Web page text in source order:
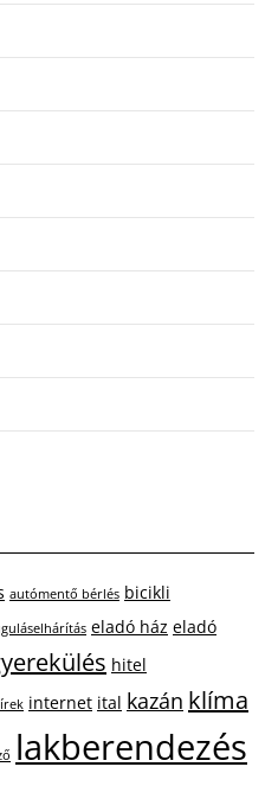
autómentő bérlés bicikli
eladó ház eladó
hitel
internet ital kazán klíma
lakberendezés